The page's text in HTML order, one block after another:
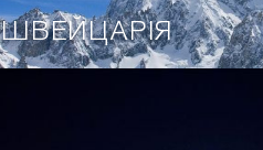
ШВЕЙЦАРІЯ